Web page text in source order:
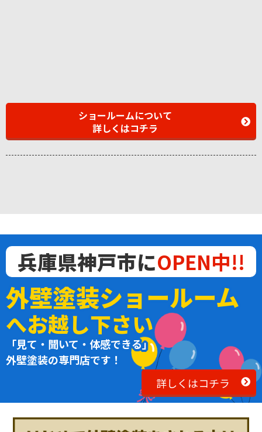
ショールームについて
詳しくはコチラ
兵庫県神戸市にOPEN中!!
外壁塗装ショールーム
へお越し下さい
「見て・聞いて・体感できる」
外壁塗装の専門店です！
詳しくはコチラ